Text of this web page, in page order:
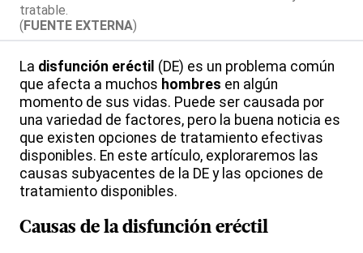
tratable.
(FUENTE EXTERNA)
La disfunción eréctil (DE) es un problema común
que afecta a muchos hombres en algún
momento de sus vidas. Puede ser causada por
una variedad de factores, pero la buena noticia es
que existen opciones de tratamiento efectivas
disponibles. En este artículo, exploraremos las
causas subyacentes de la DE y las opciones de
tratamiento disponibles.
Causas de ladisfunción eréctil